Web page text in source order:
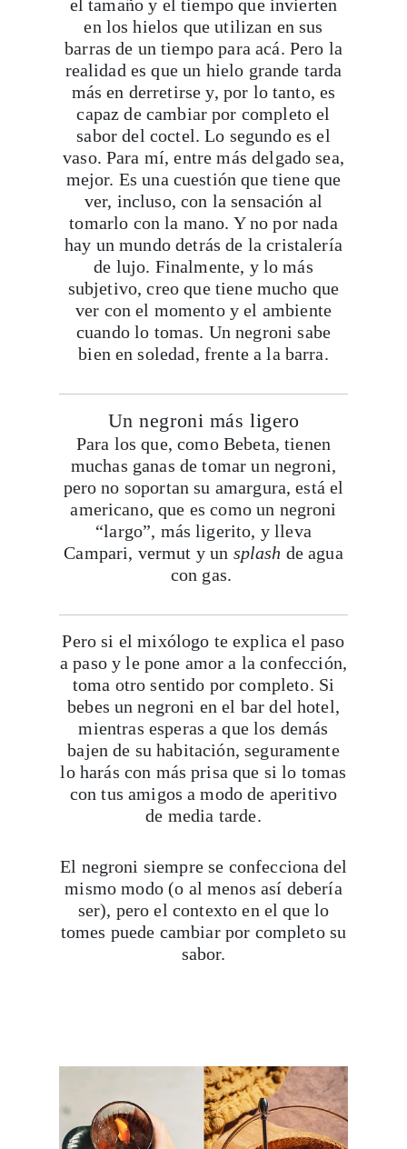
el tamaño y el tiempo que invierten
en los hielos que utilizan en sus
barras de un tiempo para acá. Pero la
realidad es que un hielo grande tarda
más en derretirse y, por lo tanto, es
capaz de cambiar por completo el
sabor del coctel. Lo segundo es el
vaso. Para mí, entre más delgado sea,
mejor. Es una cuestión que tiene que
ver, incluso, con la sensación al
tomarlo con la mano. Y no por nada
hay un mundo detrás de la cristalería
de lujo. Finalmente, y lo más
subjetivo, creo que tiene mucho que
ver con el momento y el ambiente
cuando lo tomas. Un negroni sabe
bien en soledad, frente a la barra.
Un negroni más ligero
Para los que, como Bebeta, tienen
muchas ganas de tomar un negroni,
pero no soportan su amargura, está el
americano, que es como un negroni
“largo”, más ligerito, y lleva
Campari, vermut y un splash de agua
con gas.
Pero si el mixólogo te explica el paso
a paso y le pone amor a la confección,
toma otro sentido por completo. Si
bebes un negroni en el bar del hotel,
mientras esperas a que los demás
bajen de su habitación, seguramente
lo harás con más prisa que si lo tomas
con tus amigos a modo de aperitivo
de media tarde.
El negroni siempre se confecciona del
mismo modo (o al menos así debería
ser), pero el contexto en el que lo
tomes puede cambiar por completo su
sabor.